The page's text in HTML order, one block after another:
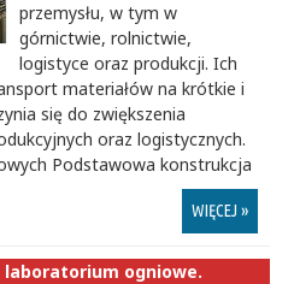
przemysłu, w tym w
górnictwie, rolnictwie,
logistyce oraz produkcji. Ich
materiałów na krótkie i
się do zwiększenia
oraz logistycznych.
Podstawowa konstrukcja
WIĘCEJ »
laboratorium ogniowe.